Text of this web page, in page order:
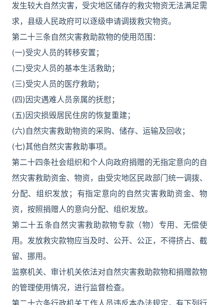
发生较大自然灾害，受灾地区储存的救灾物资无法满足需
求，县级人民政府可以逐级申请调拨救灾物资。
第二十三条自然灾害救助款物的使用范围：
(一)受灾人员的转移安置；
(二)受灾人员的基本生活救助；
(三)受灾人员的医疗救助；
(四)因灾遇难人员亲属的抚慰；
(五)因灾损毁居民住房的恢复重建；
(六)自然灾害救助物资的采购、储存、运输及回收；
(七)其他自然灾害救助事项。
第二十四条社会组织和个人向政府捐赠的无指定意向的自
然灾害救助资金、物资，由受灾地区民政部门统一调拨、
分配、组织发放；有指定意向的自然灾害救助资金、物
资，按照捐赠人的意向分配、组织发放。
第二十五条自然灾害救助款物专款（物）专用、无偿使
用。发放救灾款物应当及时、公开、公正，不得挤占、截
留、挪用。
监察机关、审计机关依法对自然灾害救助款物和捐赠款物
的管理使用情况，进行监督检查。
第二十六条行政机关工作人员违反本办法规定，有下列行